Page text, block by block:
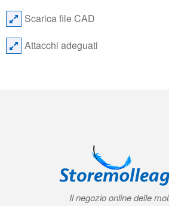
Scarica file CAD
Attacchi adeguati
Il negozio online delle